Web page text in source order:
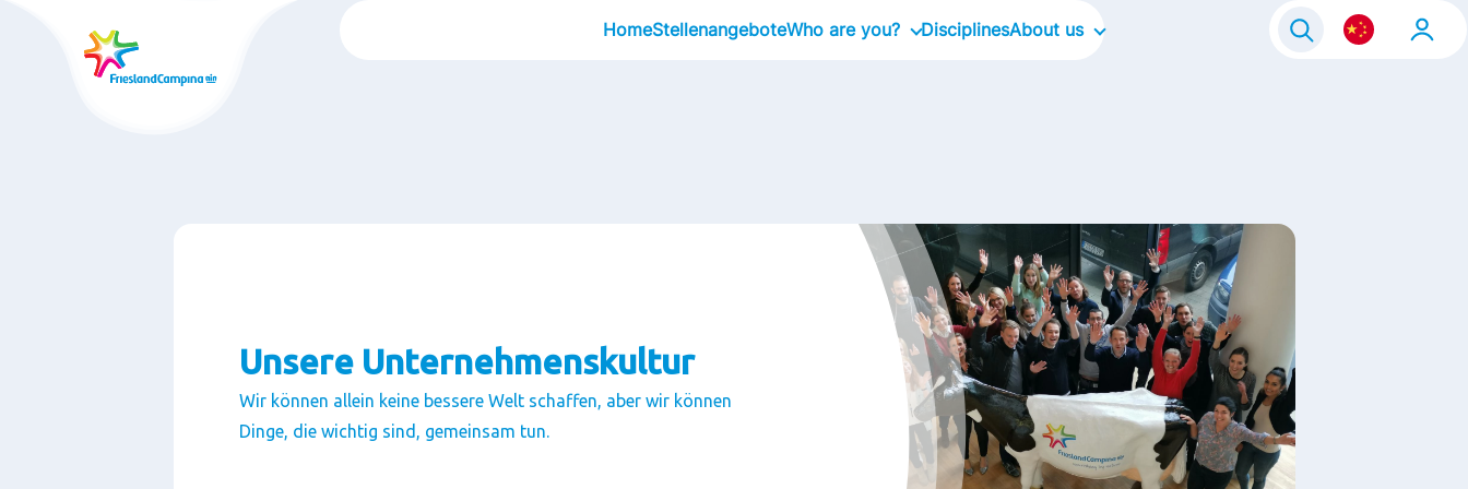
HomeStellenangeboteWho are you? DisciplinesAbout us
Contact
Unsere Unternehmenskultur
Wir können allein keine bessere Welt schaffen, aber wir können
Dinge, die wichtig sind, gemeinsam tun.